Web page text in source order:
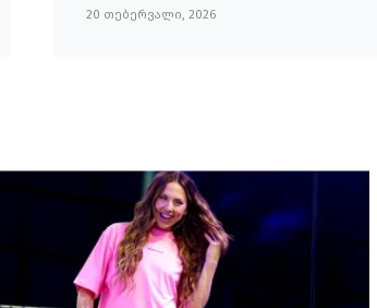
20 თებერვალი, 2026